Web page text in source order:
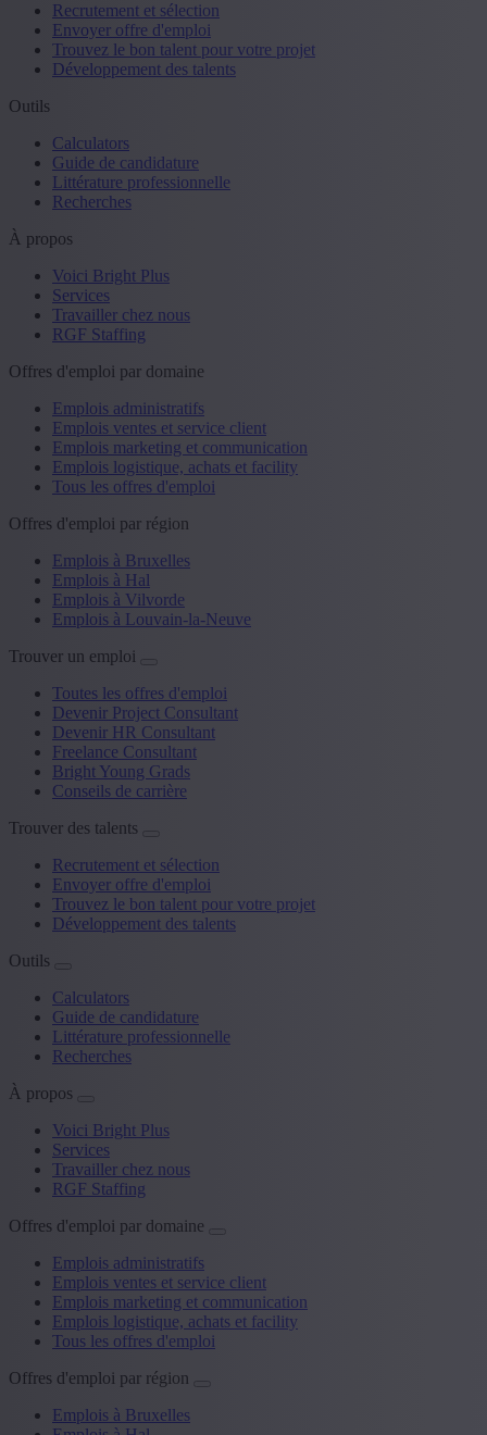
Recrutement et sélection
Envoyer offre d'emploi
Trouvez le bon talent pour votre projet
Développement des talents
Outils
Calculators
Guide de candidature
Littérature professionnelle
Recherches
À propos
Voici Bright Plus
Services
Travailler chez nous
RGF Staffing
Offres d'emploi par domaine
Emplois administratifs
Emplois ventes et service client
Emplois marketing et communication
Emplois logistique, achats et facility
Tous les offres d'emploi
Offres d'emploi par région
Emplois à Bruxelles
Emplois à Hal
Emplois à Vilvorde
Emplois à Louvain-la-Neuve
Trouver un emploi
Toutes les offres d'emploi
Devenir Project Consultant
Devenir HR Consultant
Freelance Consultant
Bright Young Grads
Conseils de carrière
Trouver des talents
Recrutement et sélection
Envoyer offre d'emploi
Trouvez le bon talent pour votre projet
Développement des talents
Outils
Calculators
Guide de candidature
Littérature professionnelle
Recherches
À propos
Voici Bright Plus
Services
Travailler chez nous
RGF Staffing
Offres d'emploi par domaine
Emplois administratifs
Emplois ventes et service client
Emplois marketing et communication
Emplois logistique, achats et facility
Tous les offres d'emploi
Offres d'emploi par région
Emplois à Bruxelles